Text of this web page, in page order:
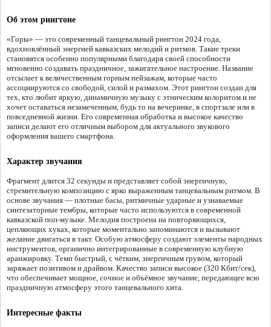
Об этом рингтоне
«Горы» — это современный танцевальный рингтон 2024 года,
вдохновлённый энергией кавказских мелодий и ритмов. Такие треки
становятся особенно популярными благодаря своей способности
мгновенно создавать праздничное, зажигательное настроение. Название
отсылает к величественным горным пейзажам, которые часто
ассоциируются со свободой, силой и размахом. Этот рингтон создан для
тех, кто любит яркую, динамичную музыку с этническим колоритом и не
хочет оставаться незамеченным, будь то на вечеринке, в спортзале или в
повседневной жизни. Его современная обработка и высокое качество
записи делают его отличным выбором для актуального звукового
оформления вашего смартфона.
Характер звучания
Фрагмент длится 32 секунды и представляет собой энергичную,
стремительную композицию с ярко выраженным танцевальным ритмом. В
основе звучания — плотные басы, ритмичные ударные и узнаваемые
синтезаторные тембры, которые часто используются в современной
кавказской поп-музыке. Мелодия построена на повторяющихся,
цепляющих хуках, которые моментально запоминаются и вызывают
желание двигаться в такт. Особую атмосферу создают элементы народных
инструментов, органично интегрированные в современную клубную
аранжировку. Темп быстрый, с чётким, энергичным грувом, который
заряжает позитивом и драйвом. Качество записи высокое (320 Кбит/сек),
что обеспечивает мощное, сочное и объёмное звучание, передающее всю
праздничную атмосферу этого танцевального хита.
Интересные факты